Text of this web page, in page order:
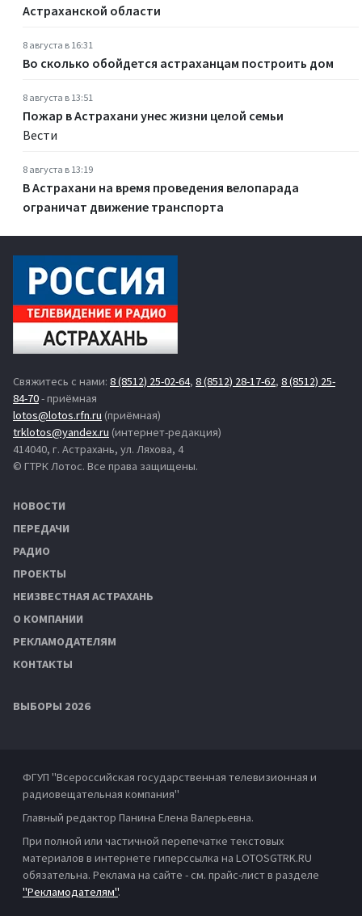
Астраханской области
8 августа в 16:31
Во сколько обойдется астраханцам построить дом
8 августа в 13:51
Пожар в Астрахани унес жизни целой семьи
Вести
8 августа в 13:19
В Астрахани на время проведения велопарада
ограничат движение транспорта
Свяжитесь с нами: 8 (8512) 25-02-64, 8 (8512) 28-17-62, 8 (8512) 25-
84-70- приёмная
lotos@lotos.rfn.ru (приёмная)
trklotos@yandex.ru (интернет-редакция)
414040, г. Астрахань, ул. Ляхова, 4
© ГТРК Лотос. Все права защищены.
НОВОСТИ
ПЕРЕДАЧИ
РАДИО
ПРОЕКТЫ
НЕИЗВЕСТНАЯ АСТРАХАНЬ
О КОМПАНИИ
РЕКЛАМОДАТЕЛЯМ
КОНТАКТЫ
ВЫБОРЫ 2026
ФГУП "Всероссийская государственная телевизионная и
радиовещательная компания"
Главный редактор Панина Елена Валерьевна.
При полной или частичной перепечатке текстовых
материалов в интернете гиперссылка на LOTOSGTRK.RU
обязательна. Реклама на сайте - см. прайс-лист в разделе
"Рекламодателям".